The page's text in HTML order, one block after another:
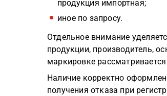
продукция импортная;
иное по запросу.
Отдельное внимание
продукции, производитель,
маркировке
Наличие корректно
получения отказа при